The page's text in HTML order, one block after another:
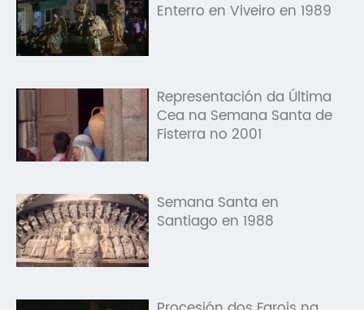
Enterro en Viveiro en 1989
Representación da Última
Cea na Semana Santa de
Fisterra no 2001
Semana Santa en
Santiago en 1988